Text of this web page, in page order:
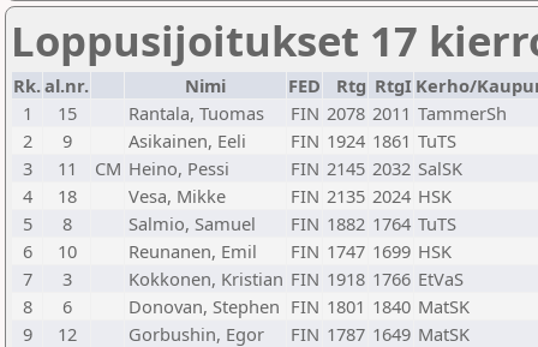
Loppusijoitukset 17
Rk.al.nr. Nimi FED Rtg RtgI Kerho/
1
15 Rantala, Tuomas FIN 2078 2011 TammerSh
2
9 Asikainen, Eeli FIN 1924 1861 TuTS
3
11 CM Heino, Pessi FIN 2145 2032 SalSK
4
18 Vesa, Mikke FIN 2135 2024 HSK
5
8 Salmio, Samuel FIN 1882 1764 TuTS
6
10 Reunanen, Emil FIN 1747 1699 HSK
7
3 Kokkonen, Kristian FIN 1918 1766 EtVaS
8
6 Donovan, Stephen FIN 1801 1840 MatSK
9
12 Gorbushin, Egor FIN 1787 1649 MatSK